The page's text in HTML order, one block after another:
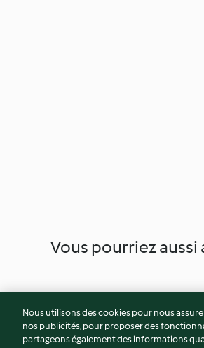
Vous pourriez aussi
Nous utilisons des cookies pour nous
nos publicités, pour proposer des
partageons également des informations